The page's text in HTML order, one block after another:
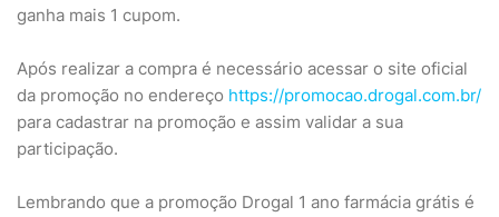
ganha mais 1 cupom.
Após realizar a compra é necessário acessar o site oficial
da promoção no endereço https://promocao.drogal.com.br/
para cadastrar na promoção e assim validar a sua
participação.
Lembrando que a promoção Drogal 1 ano farmácia grátis é